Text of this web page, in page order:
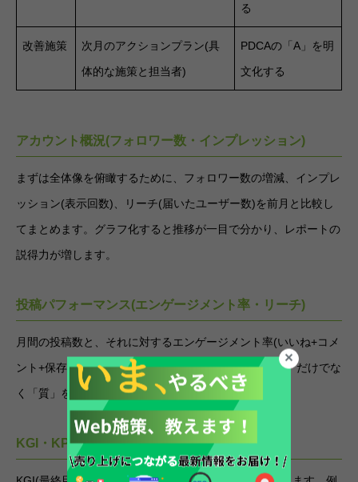
る
改善施策
次月のアクションプラン(具
体的な施策と担当者)
PDCAの「A」を明
文化する
アカウント概況(フォロワー数・インプレッション)
まずは全体像を俯瞰するために、フォロワー数の増減、インプレ
ッション(表示回数)、リーチ(届いたユーザー数)を前月と比較し
てまとめます。グラフ化すると推移が一目で分かり、レポートの
説得力が増します。
投稿パフォーマンス(エンゲージメント率・リーチ)
月間の投稿数と、それに対するエンゲージメント率(いいね+コメ
ント+保存+シェア÷リーチ)を記録します。投稿の「量」だけでな
く「質」を評価するために欠かせない指標です。
KGI・KPIの進捗